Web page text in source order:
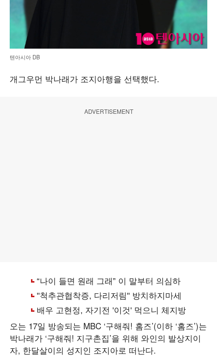
텐아시아 DB
개그우먼 박나래가 조지아행을 선택했다.
ADVERTISEMENT
오는 17일 방송되는 MBC ‘구해줘! 홈즈’(이하 ‘홈즈’)는
박나래가 ‘구해줘! 지구촌집’을 위해 와인의 발상지이
자, 한달살이의 성지인 조지아로 떠난다.